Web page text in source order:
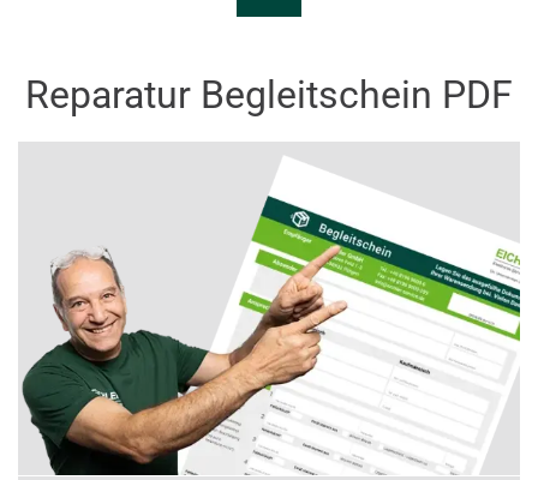
Reparatur Begleitschein PDF